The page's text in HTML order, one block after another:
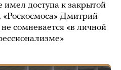
имел доступа к закрытой
Дмитрий
не сомневается «в личной